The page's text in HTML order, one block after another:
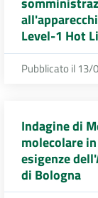
Level-1 Hot
Pubblicato il 13/
Indagine di
molecolare in
esigenze
di Bologna